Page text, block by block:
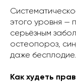
этого уровня —
серьёзным
остеопороз,
даже бесплодие.
Как худеть